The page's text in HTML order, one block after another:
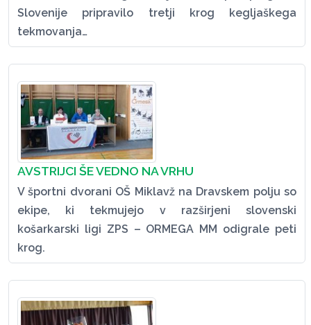
Slovenije pripravilo tretji krog kegljaškega
tekmovanja…
AVSTRIJCI ŠE VEDNO NA VRHU
V športni dvorani OŠ Miklavž na Dravskem polju so
ekipe, ki tekmujejo v razširjeni slovenski
košarkarski ligi ZPS – ORMEGA MM odigrale peti
krog.